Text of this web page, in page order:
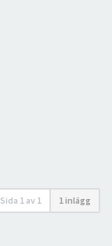
Sida 1 av 1 1 inlägg